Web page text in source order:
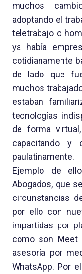
muchos
adoptando el
teletrabajo o
ya había
cotidianamente
de lado que
muchos
estaban
tecnologías
de forma
capacitando y
paulatinamente.
Ejemplo de
Abogados, que
circunstancias
por ello con
impartidas por
como son Meet
asesoría por
WhatsApp. Por